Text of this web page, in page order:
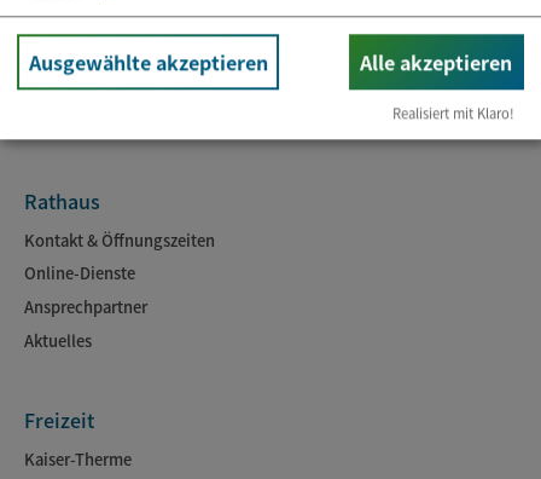
Rathaus
Kontakt & Öffnungszeiten
Online-Dienste
Ansprechpartner
Aktuelles
Freizeit
Kaiser-Therme
Ausgewählte akzeptieren Alle akzeptieren
Realisiert mit Klaro!